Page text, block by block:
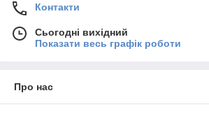
Контакти
Сьогодні вихідний
Показати весь графік роботи
Про нас